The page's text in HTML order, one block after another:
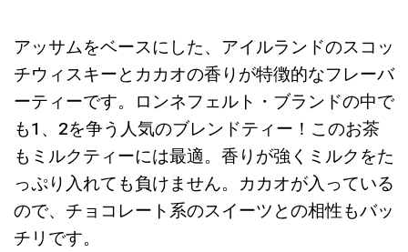
アッサムをベースにした、アイルランドのスコッ
チウィスキーとカカオの香りが特徴的なフレーバ
ーティーです。ロンネフェルト・ブランドの中で
も1、2を争う人気のブレンドティー！このお茶
もミルクティーには最適。香りが強くミルクをた
っぷり入れても負けません。カカオが入っている
ので、チョコレート系のスイーツとの相性もバッ
チリです。